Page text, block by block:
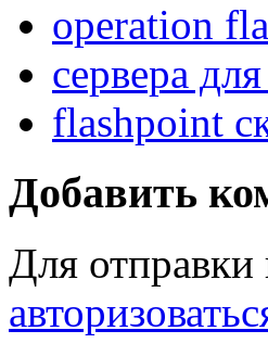
operation
сервера
flashpoint
Добавить
Для